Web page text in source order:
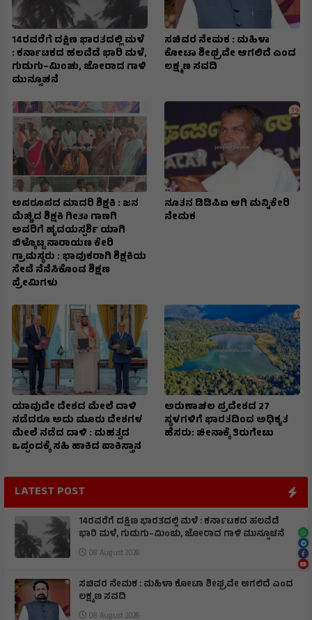
14ರವರೆಗೆ ದಕ್ಷಿಣ ಭಾರತದಲ್ಲಿ ಮಳೆ
: ಕರ್ನಾಟಕದ ಹಲವೆಡೆ ಭಾರಿ ಮಳೆ,
ಗುಡುಗು–ಮಿಂಚು, ಜೋರಾದ ಗಾಳಿ
ಮುನ್ಸೂಚನೆ
ಸಚಿವರ ನೇಮಕ : ಮಹಿಳಾ
ಕೋಟಾ ಶೀಘ್ರವೇ ಆಗಲಿದೆ ಎಂದ
ಲಕ್ಷ್ಮಣ ಸವದಿ
ಅಪರೂಪದ ಮಾದರಿ ಶಿಕ್ಷಕಿ : ಜನ
ಮೆಚ್ಚಿದ ಶಿಕ್ಷಕಿ ಗೀತಾ ಗಾಣಗಿ
ಅವರಿಗೆ ಹೃದಯಸ್ಪರ್ಶಿ ಯಾಗಿ
ಬಿಳ್ಕೊಟ್ಟ ನಾರಾಯಣ ಕೇರಿ
ಗ್ರಾಮಸ್ಥರು : ಭಾವುಕರಾಗಿ ಶಿಕ್ಷಕಿಯ
ಸೇವೆ ನೆನೆಸಿಕೊಂಡ ಶಿಕ್ಷಣ
ಪ್ರೇಮಿಗಳು
ನೂತನ ಡಿಡಿಪಿಐ ಆಗಿ ಮನ್ನಿಕೇರಿ
ನೇಮಕ
ಯಾವುದೇ ದೇಶದ ಮೇಲೆ ದಾಳಿ
ನಡೆದರೂ ಅದು ಮೂರು ದೇಶಗಳ
ಮೇಲೆ ನಡೆದ ದಾಳಿ : ಮಹತ್ವದ
ಒಪ್ಪಂದಕ್ಕೆ ಸಹಿ ಹಾಕಿದ ಪಾಕಿಸ್ತಾನ
ಅರುಣಾಚಲ ಪ್ರದೇಶದ 27
ಸ್ಥಳಗಳಿಗೆ ಭಾರತದಿಂದ ಅಧಿಕೃತ
ಹೆಸರು: ಚೀನಾಕ್ಕೆ ತಿರುಗೇಟು
LATEST POST
14ರವರೆಗೆ ದಕ್ಷಿಣ ಭಾರತದಲ್ಲಿ ಮಳೆ : ಕರ್ನಾಟಕದ ಹಲವೆಡೆ
ಭಾರಿ ಮಳೆ, ಗುಡುಗು–ಮಿಂಚು, ಜೋರಾದ ಗಾಳಿ ಮುನ್ಸೂಚನೆ
08 August 2026
ಸಚಿವರ ನೇಮಕ : ಮಹಿಳಾ ಕೋಟಾ ಶೀಘ್ರವೇ ಆಗಲಿದೆ ಎಂದ
ಲಕ್ಷ್ಮಣ ಸವದಿ
08 August 2026